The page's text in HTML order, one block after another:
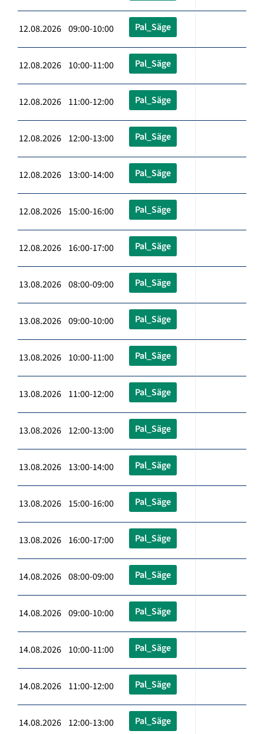
12.08.2026 09:00-10:00 Pal_Säge
12.08.2026 10:00-11:00 Pal_Säge
12.08.2026 11:00-12:00 Pal_Säge
12.08.2026 12:00-13:00 Pal_Säge
12.08.2026 13:00-14:00 Pal_Säge
12.08.2026 15:00-16:00 Pal_Säge
12.08.2026 16:00-17:00 Pal_Säge
13.08.2026 08:00-09:00 Pal_Säge
13.08.2026 09:00-10:00 Pal_Säge
13.08.2026 10:00-11:00 Pal_Säge
13.08.2026 11:00-12:00 Pal_Säge
13.08.2026 12:00-13:00 Pal_Säge
13.08.2026 13:00-14:00 Pal_Säge
13.08.2026 15:00-16:00 Pal_Säge
13.08.2026 16:00-17:00 Pal_Säge
14.08.2026 08:00-09:00 Pal_Säge
14.08.2026 09:00-10:00 Pal_Säge
14.08.2026 10:00-11:00 Pal_Säge
14.08.2026 11:00-12:00 Pal_Säge
14.08.2026 12:00-13:00 Pal_Säge